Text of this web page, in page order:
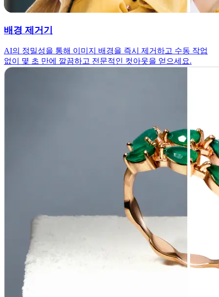
배경 제거기
AI의 정밀성을 통해 이미지 배경을 즉시 제거하고 수동 작업
없이 몇 초 만에 깔끔하고 전문적인 컷아웃을 얻으세요.